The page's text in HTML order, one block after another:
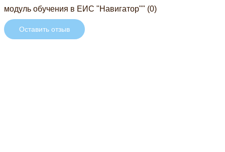
модуль обучения в ЕИС "Навигатор"" (0)
Оставить отзыв